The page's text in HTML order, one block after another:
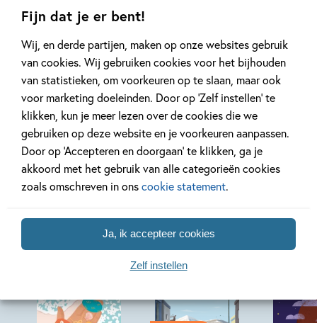
Fijn dat je er bent!
Wij, en derde partijen, maken op onze websites gebruik
van cookies. Wij gebruiken cookies voor het bijhouden
van statistieken, om voorkeuren op te slaan, maar ook
voor marketing doeleinden. Door op ‘Zelf instellen’ te
klikken, kun je meer lezen over de cookies die we
gebruiken op deze website en je voorkeuren aanpassen.
Door op ‘Accepteren en doorgaan’ te klikken, ga je
akkoord met het gebruik van alle categorieën cookies
zoals omschreven in onscookie statement.
Ja, ik accepteer cookies
Zelf instellen
Lees meer Lees meer
Bekijk alle artikelen